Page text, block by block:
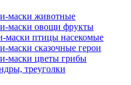
маски животные
маски овощи фрукты
маски птицы насекомые
маски сказочные герои
маски цветы грибы
треуголки